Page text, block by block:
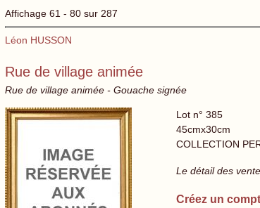
Affichage 61 - 80 sur 287
Léon HUSSON
Rue de village animée
Rue de village animée - Gouache signée
Lot n° 385
45cmx30cm
COLLECTION
Le détail des
Créez un